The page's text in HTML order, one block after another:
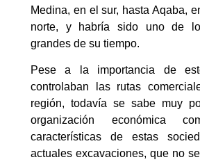
Medina, en el sur, hasta Aqaba,
norte, y habría sido uno de
grandes de su tiempo.
Pese a la importancia de
controlaban las rutas
región, todavía se sabe muy
organización económica
características de estas
actuales excavaciones, que no